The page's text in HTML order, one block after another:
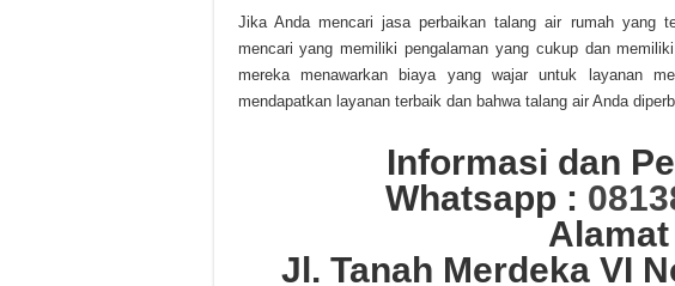
Jika Anda mencari jasa perbaikan talang air rumah yang
mencari yang memiliki pengalaman yang cukup dan
mereka menawarkan biaya yang wajar untuk layanan
mendapatkan layanan terbaik dan bahwa talang air Anda
Informasi dan
Whatsapp :
Alamat
Jl. Tanah Merdeka VI